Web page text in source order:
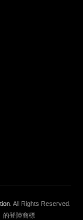
. All Rights Reserved.
的登陸商標